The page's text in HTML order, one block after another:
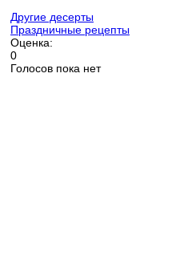
Другие десерты
Праздничные рецепты
Оценка:
0
Голосов пока нет